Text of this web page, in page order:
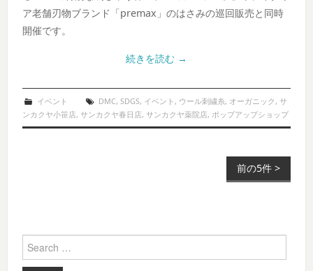
ア老舗刃物ブランド「premax」のはさみの巡回販売と同時
開催です。
続きを読む →
イベント DMC,SDGS, イベント , ウール刺繍糸, オーガニック , サ
ンカクヤ小笹店, サンカクヤ春日店, サンカクヤ薬院店, ポップアップショップ
前の5件 >
Search for: